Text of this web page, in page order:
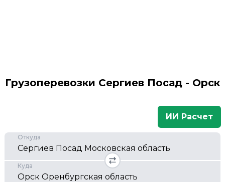
Грузоперевозки Сергиев Посад - Орск
ИИ Расчет
Откуда
Куда